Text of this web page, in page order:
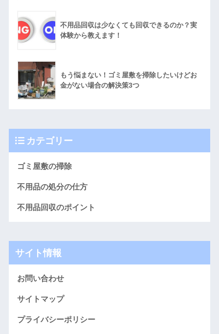
不用品回収は少なくても回収できるのか？実
体験から教えます！
もう悩まない！ゴミ屋敷を掃除したいけどお
金がない場合の解決策3つ
カテゴリー
ゴミ屋敷の掃除
不用品の処分の仕方
不用品回収のポイント
サイト情報
お問い合わせ
サイトマップ
プライバシーポリシー